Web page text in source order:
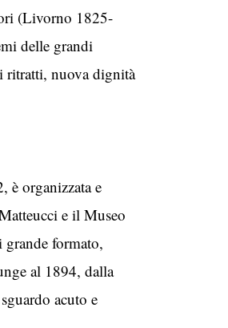
(Livorno 1825-
delle grandi
ritratti, nuova dignità
è organizzata e
e il Museo
formato,
al 1894, dalla
acuto e